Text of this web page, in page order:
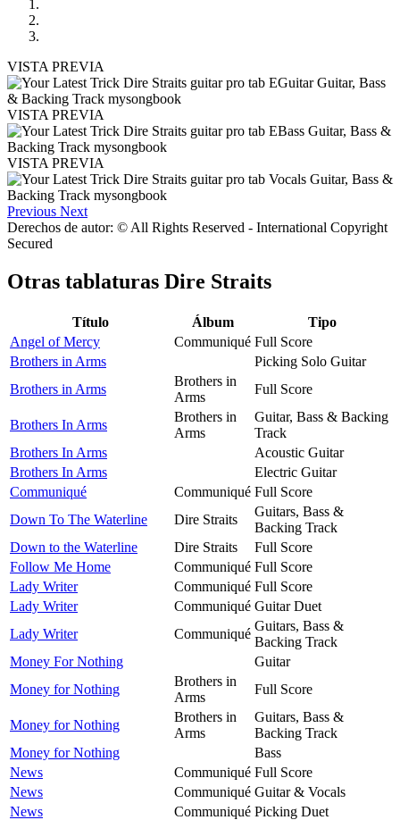
VISTA PREVIA
VISTA PREVIA
VISTA PREVIA
Previous Next
Derechos de autor: © All Rights Reserved - International Copyright
Secured
Otras tablaturas Dire Straits
Título Álbum
Tipo
Angel of Mercy
Communiqué Full Score
Brothers in Arms
Picking Solo Guitar
Brothers in Arms
Brothers in
Arms
Full Score
Brothers In Arms
Brothers in
Arms
Guitar, Bass & Backing
Track
Brothers In Arms
Acoustic Guitar
Brothers In Arms
Electric Guitar
Communiqué
Communiqué Full Score
Down To The Waterline
Dire Straits
Guitars, Bass &
Backing Track
Down to the Waterline
Dire Straits
Full Score
Follow Me Home
Communiqué Full Score
Lady Writer
Communiqué Full Score
Lady Writer
Communiqué Guitar Duet
Lady Writer
Communiqué
Guitars, Bass &
Backing Track
Money For Nothing
Guitar
Money for Nothing
Brothers in
Arms
Full Score
Money for Nothing
Brothers in
Arms
Guitars, Bass &
Backing Track
Money for Nothing
Bass
News
Communiqué Full Score
News
Communiqué Guitar & Vocals
News
Communiqué Picking Duet